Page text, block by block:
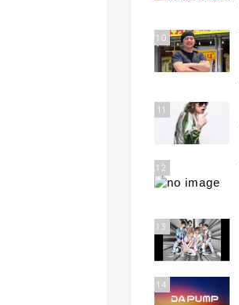
10
11
12
13
14